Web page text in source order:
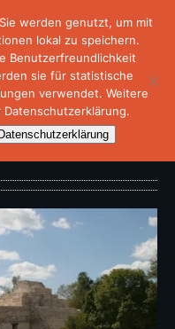
werden genutzt, um mit
lokal zu speichern.
Benutzerfreundlichkeit
sie für statistische
verwendet. Weitere
Datenschutzerklärung